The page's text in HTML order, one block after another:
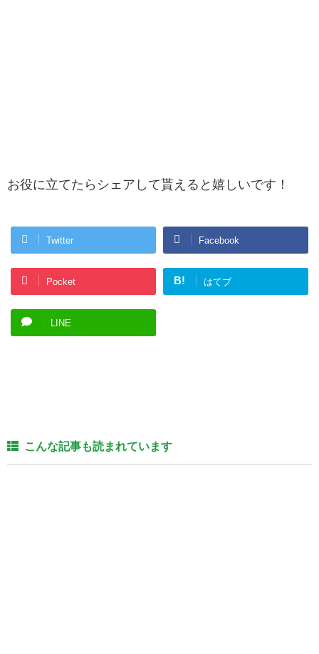
お役に立てたらシェアして貰えると嬉しいです！
Twitter Facebook
Pocket B! はてブ
LINE
こんな記事も読まれています